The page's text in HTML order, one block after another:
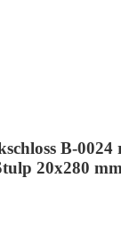
B-0024
20x280